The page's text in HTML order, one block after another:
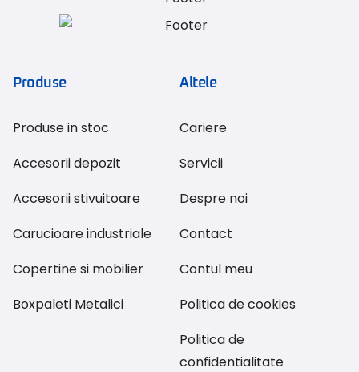
Produse
Produse in stoc
Accesorii depozit
Accesorii stivuitoare
Carucioare industriale
Copertine si mobilier
Boxpaleti Metalici
Altele
Cariere
Servicii
Despre noi
Contact
Contul meu
Politica de cookies
Politica de
confidentialitate